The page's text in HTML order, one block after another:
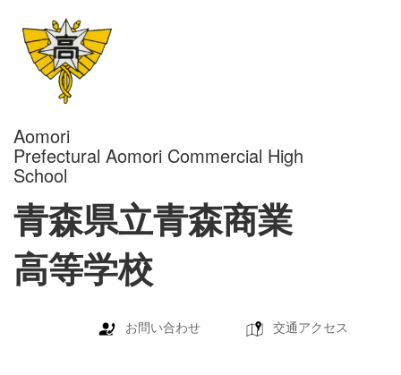
Aomori
Prefectural Aomori Commercial High
School
青森県立青森商業
高等学校
お問い合わせ 交通アクセス